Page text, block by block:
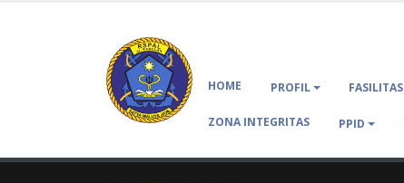
HOME PROFIL FASILITAS
ZONA INTEGRITAS PPID